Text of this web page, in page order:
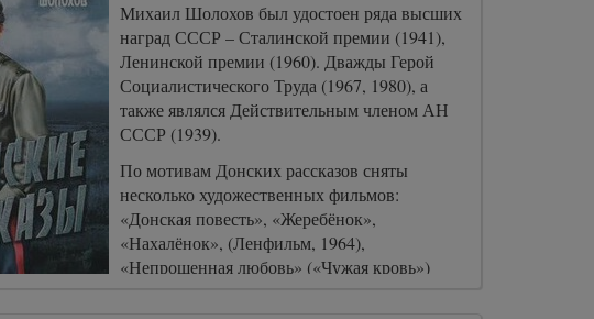
Михаил Шолохов был удостоен ряда высших
наград СССР – Сталинской премии (1941),
Ленинской премии (1960). Дважды Герой
Социалистического Труда (1967, 1980), а
также являлся Действительным членом АН
СССР (1939).
По мотивам Донских рассказов сняты
несколько художественных фильмов:
«Донская повесть», «Жеребёнок»,
«Нахалёнок», (Ленфильм, 1964),
«Непрошенная любовь» («Чужая кровь»)